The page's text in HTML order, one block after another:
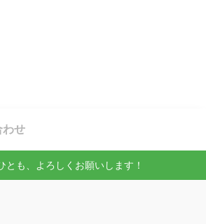
わせ
も、よろしくお願いします！